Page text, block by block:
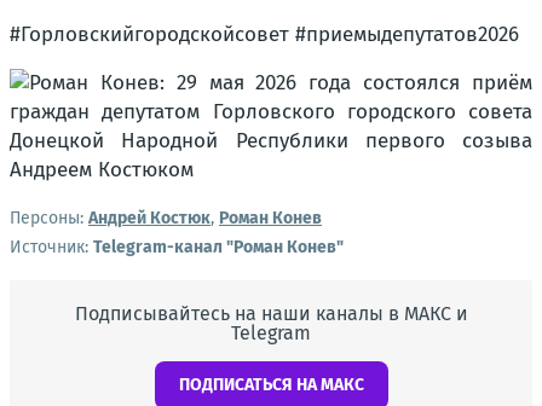
#Горловскийгородскойсовет #приемыдепутатов2026
Персоны: Андрей Костюк, Роман Конев
Источник: Telegram-канал "Роман Конев"
Подписывайтесь на наши каналы в МАКС и
Telegram
ПОДПИСАТЬСЯ НА МАКС